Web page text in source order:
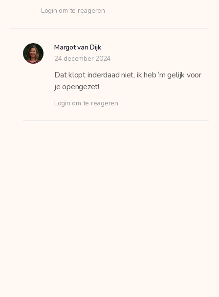
Login om te reageren
Margot van Dijk
24 december 2024
Dat klopt inderdaad niet, ik heb ‘m gelijk voor
je opengezet!
Login om te reageren